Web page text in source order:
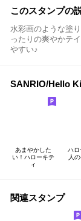
このスタンプの
水彩画のような塗
ったりの爽やかテ
やすい♪
​SANRIO/Hello
あまやかした
い！ハローキテ
ィ
ハロ
人
関連スタンプ